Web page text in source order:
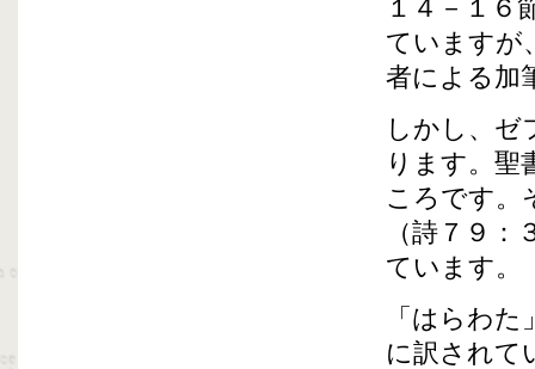
１４－１６
ていますが
者による加
しかし、ゼ
ります。聖
ころです。
（詩７９
ています。
「はらわ
に訳されて